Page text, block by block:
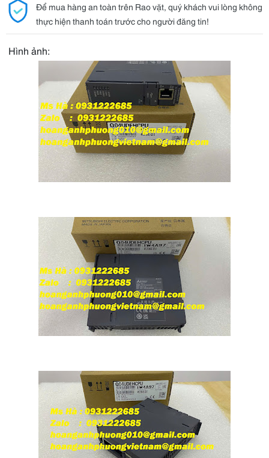
Để mua hàng an toàn trên Rao vặt, quý khách vui lòng không
thực hiện thanh toán trước cho người đăng tin!
Hình ảnh: